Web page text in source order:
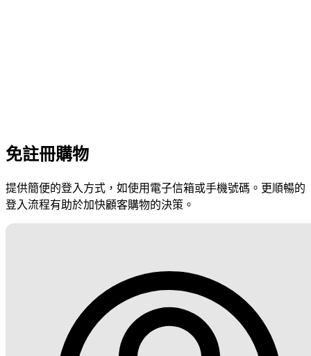
免註冊購物
提供簡便的登入方式，如使用電子信箱或手機號碼。更順暢的
登入流程有助於加快顧客購物的決策。